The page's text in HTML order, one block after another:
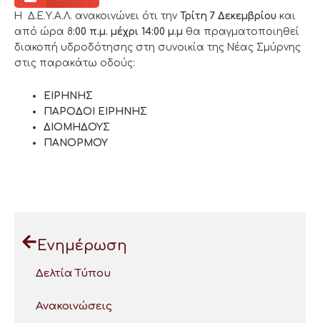
Η Δ.Ε.Υ.Α.Λ. ανακοινώνει ότι την Τρίτη 7 Δεκεμβρίου και
από ώρα 8:00 π.μ. μέχρι 14:00 μ.μ θα πραγματοποιηθεί
διακοπή υδροδότησης στη συνοικία της Νέας Σμύρνης
στις παρακάτω οδούς:
ΕΙΡΗΝΗΣ
ΠΑΡΟΔΟΙ ΕΙΡΗΝΗΣ
ΔΙΟΜΗΔΟΥΣ
ΠΑΝΟΡΜΟΥ
Ενημέρωση
Δελτία Τύπου
Ανακοινώσεις